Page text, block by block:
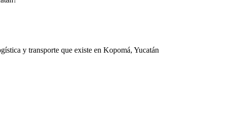
y transporte que existe en Kopomá, Yucatán